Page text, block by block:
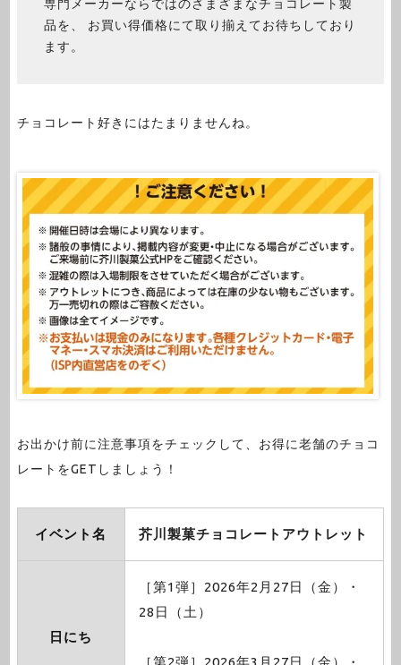
専門メーカーならではのさまざまなチョコレート製
品を、 お買い得価格にて取り揃えてお待ちしており
ます。
チョコレート好きにはたまりませんね。
お出かけ前に注意事項をチェックして、お得に老舗のチョコ
レートをGETしましょう！
イベント名 芥川製菓チョコレートアウトレット
日にち
［第1弾］2026年2月27日（金）・
28日（土）
［第2弾］2026年3月27日（金）・